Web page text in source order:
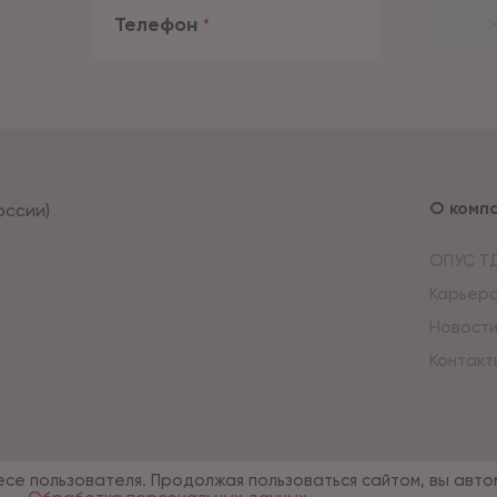
Телефон *
О
ОПУС
Новости
пользователя. Продолжая пользоваться сайтом, вы